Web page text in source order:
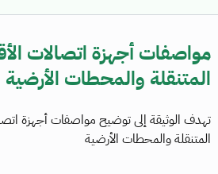
مواصفات أجهزة اتصالات
المتنقلة والمحطات الأرضية
تهدف الوثيقة إلى توضيح مواصفات أجهزة
المتنقلة والمحطات الأرضية